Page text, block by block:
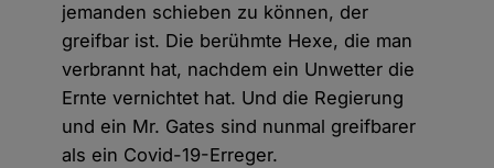
jemanden schieben zu können, der
greifbar ist. Die berühmte Hexe, die man
verbrannt hat, nachdem ein Unwetter die
Ernte vernichtet hat. Und die Regierung
und ein Mr. Gates sind nunmal greifbarer
als ein Covid-19-Erreger.